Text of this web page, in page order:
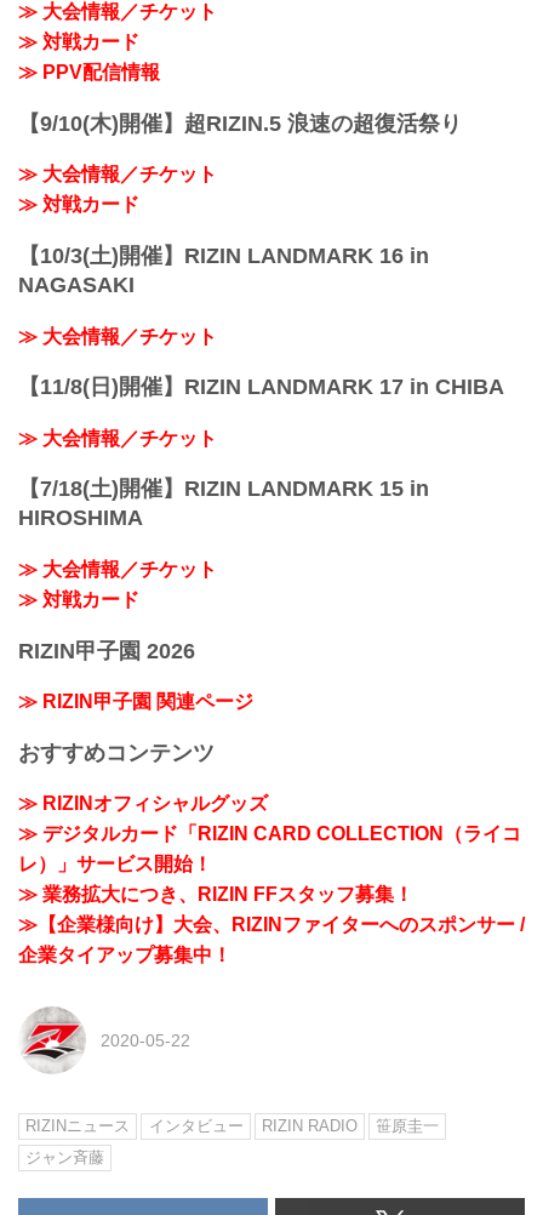
の裏話など、格闘技業界に長く携わって
いる二人だからこそ話せる、貴重なトー
≫ 大会情報／チケット
≫ 対戦カード
≫ PPV配信情報
【9/10(木)開催】超RIZIN.5 浪速の超復活祭り
≫ 大会情報／チケット
≫ 対戦カード
【10/3(土)開催】RIZIN LANDMARK 16 in
NAGASAKI
≫ 大会情報／チケット
【11/8(日)開催】RIZIN LANDMARK 17 in CHIBA
≫ 大会情報／チケット
【7/18(土)開催】RIZIN LANDMARK 15 in
HIROSHIMA
≫ 大会情報／チケット
≫ 対戦カード
RIZIN甲子園 2026
≫ RIZIN甲子園 関連ページ
おすすめコンテンツ
≫ RIZINオフィシャルグッズ
≫ デジタルカード「RIZIN CARD COLLECTION（ライコ
レ）」サービス開始！
≫ 業務拡大につき、RIZIN FFスタッフ募集！
≫【企業様向け】大会、RIZINファイターへのスポンサー /
企業タイアップ募集中！
2020-05-22
RIZINニュース インタビュー RIZIN RADIO
笹原圭一
ジャン斉藤